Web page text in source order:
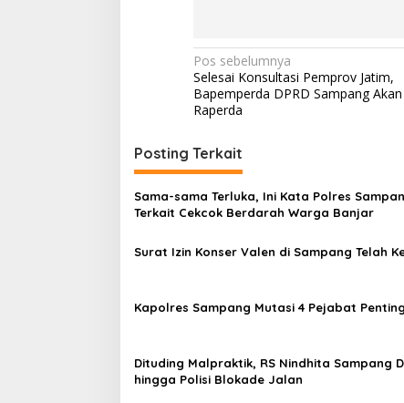
Navigasi
pos
Pos sebelumnya
Selesai Konsultasi Pemprov Jatim,
Bapemperda DPRD Sampang
Raperda
Posting Terkait
Sama-sama Terluka, Ini Kata Polres
Terkait Cekcok Berdarah Warga Banjar
Surat Izin Konser Valen di Sampang Telah
Kapolres Sampang Mutasi 4 Pejabat Penting
Dituding Malpraktik, RS Nindhita Sampang
hingga Polisi Blokade Jalan